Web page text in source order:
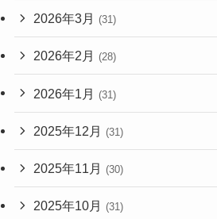
2026年3月 (31)
2026年2月 (28)
2026年1月 (31)
2025年12月 (31)
2025年11月 (30)
2025年10月 (31)